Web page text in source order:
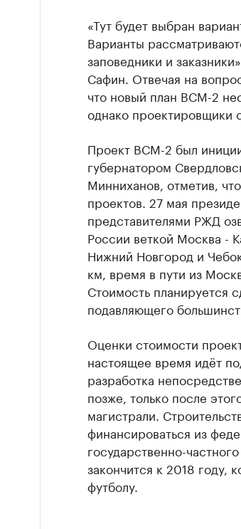
«Тут будет выбран
Варианты
заповедники и
Сафин. Отвечая на
что новый план ВСМ-2
однако проектировщики
Проект ВСМ-2 был
губернатором
Минниханов, отметив,
проектов. 27 мая
представителями РЖД
России веткой Москва -
Нижний Новгород и
км, время в пути из
Стоимость планируется
подавляющего
Оценки стоимости
настоящее время идёт
разработка
позже, только после
магистрали.
финансироваться из
государственно-
закончится к 2018 году,
футболу.